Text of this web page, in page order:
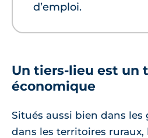
d’emploi.
Un tiers-lieu est un
économique
Situés aussi bien dans les
dans les territoires ruraux,